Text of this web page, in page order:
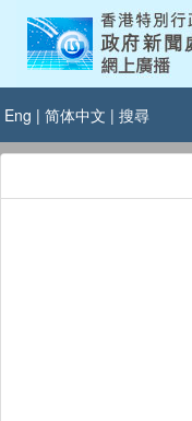
Eng | 简体中文 | 搜尋